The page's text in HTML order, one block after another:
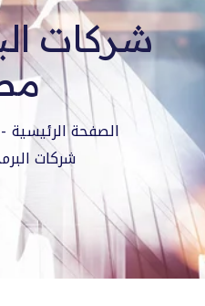
شركات
الصفحة الرئيسية
شركات